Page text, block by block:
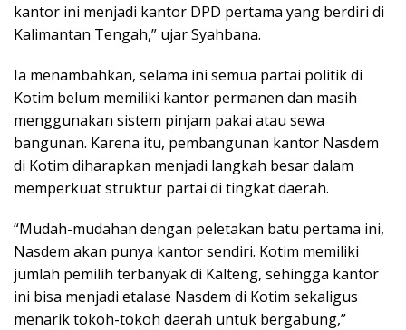
kantor ini menjadi kantor DPD pertama yang berdiri di
Kalimantan Tengah,” ujar Syahbana.
Ia menambahkan, selama ini semua partai politik di
Kotim belum memiliki kantor permanen dan masih
menggunakan sistem pinjam pakai atau sewa
bangunan. Karena itu, pembangunan kantor Nasdem
di Kotim diharapkan menjadi langkah besar dalam
memperkuat struktur partai di tingkat daerah.
“Mudah-mudahan dengan peletakan batu pertama ini,
Nasdem akan punya kantor sendiri. Kotim memiliki
jumlah pemilih terbanyak di Kalteng, sehingga kantor
ini bisa menjadi etalase Nasdem di Kotim sekaligus
menarik tokoh-tokoh daerah untuk bergabung,”